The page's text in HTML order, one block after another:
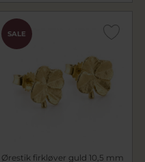
SALE
Ørestik firkløver guld 10,5 mm